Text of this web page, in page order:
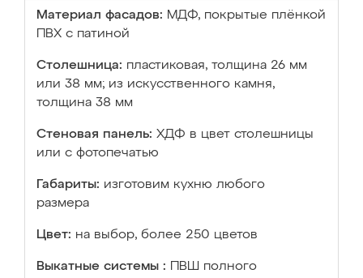
Материал фасадов: МДФ, покрытые плёнкой
ПВХ с патиной
Столешница: пластиковая, толщина 26 мм
или 38 мм; из искусственного камня,
толщина 38 мм
Стеновая панель: ХДФ в цвет столешницы
или с фотопечатью
Габариты: изготовим кухню любого
размера
Цвет: на выбор, более 250 цветов
Выкатные системы :
ПВШ полного